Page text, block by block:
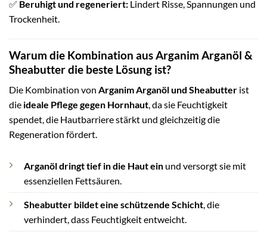
✅ Beruhigt und regeneriert: Lindert Risse, Spannungen und
Trockenheit.
Warum die Kombination aus Arganim Arganöl &
Sheabutter die beste Lösung ist?
Die Kombination von Arganim Arganöl und Sheabutter ist
die ideale Pflege gegen Hornhaut, da sie Feuchtigkeit
spendet, die Hautbarriere stärkt und gleichzeitig die
Regeneration fördert.
Arganöl dringt tief in die Haut ein und versorgt sie mit
essenziellen Fettsäuren.
Sheabutter bildet eine schützende Schicht, die
verhindert, dass Feuchtigkeit entweicht.